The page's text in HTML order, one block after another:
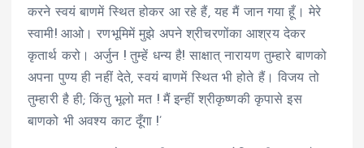
करने स्वयं बाणमें स्थित होकर आ रहे हैं, यह मैं जान गया हूँ। मेरे
स्वामी! आओ। रणभूमिमें मुझे अपने श्रीचरणोंका आश्रय देकर
कृतार्थ करो। अर्जुन ! तुम्हें धन्य है! साक्षात् नारायण तुम्हारे बाणको
अपना पुण्य ही नहीं देते, स्वयं बाणमें स्थित भी होते हैं। विजय तो
तुम्हारी है ही; किंतु भूलो मत ! मैं इन्हीं श्रीकृष्णकी कृपासे इस
बाणको भी अवश्य काट दूँगा !’